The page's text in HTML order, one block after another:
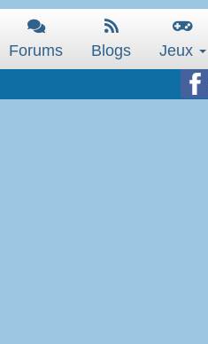
Forums Blogs Jeux